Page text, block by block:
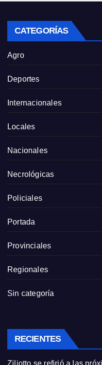
CATEGORÍAS
Agro
Deportes
Internacionales
Locales
Nacionales
Necrológicas
Policiales
Portada
Provinciales
Regionales
Sin categoría
RECIENTES